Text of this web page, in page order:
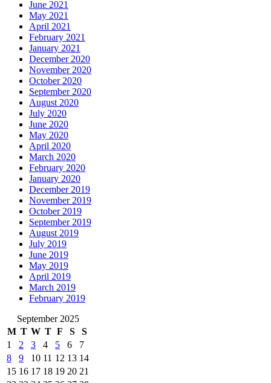
June 2021
May 2021
April 2021
February 2021
January 2021
December 2020
November 2020
October 2020
September 2020
August 2020
July 2020
June 2020
May 2020
April 2020
March 2020
February 2020
January 2020
December 2019
November 2019
October 2019
September 2019
August 2019
July 2019
June 2019
May 2019
April 2019
March 2019
February 2019
September 2025
M T W T F S
S
1
2 3 4 5 6
7
8
9 10 11 12 13 14
15 16 17 18 19 20 21